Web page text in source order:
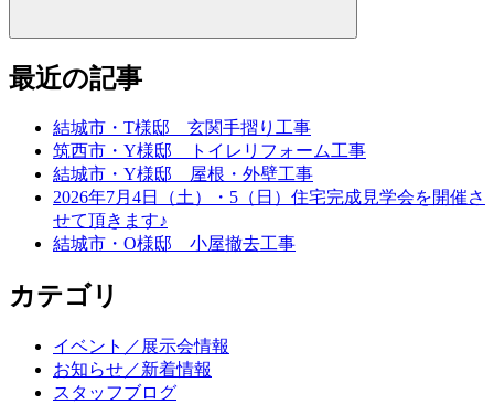
最近の記事
結城市・T様邸 玄関手摺り工事
筑西市・Y様邸 トイレリフォーム工事
結城市・Y様邸 屋根・外壁工事
2026年7月4日（土）・5（日）住宅完成見学会を開催さ
せて頂きます♪
結城市・O様邸 小屋撤去工事
カテゴリ
イベント／展示会情報
お知らせ／新着情報
スタッフブログ